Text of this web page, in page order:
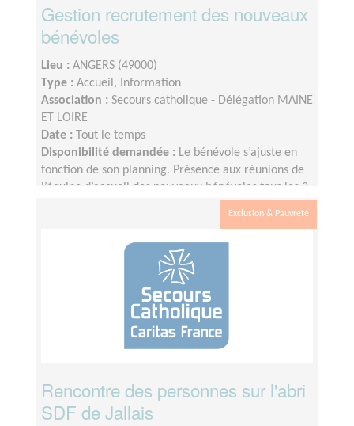
Gestion recrutement des nouveaux
bénévoles
Lieu : ANGERS (49000)
Type : Accueil, Information
Association : Secours catholique - Délégation MAINE
ET LOIRE
Date :
Tout le temps
Disponibilité demandée : Le bénévole s’ajuste en
fonction de son planning. Présence aux réunions de
l’équipe d’accueil des nouveaux bénévoles tous les 2
Exclusion & Pauvreté
Rencontre des personnes sur l'abri
SDF de Jallais